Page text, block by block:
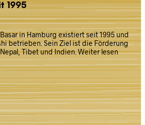
1995
Basar in Hamburg existiert seit 1995 und
betrieben. Sein Ziel ist die Förderung
Tibet und Indien.Weiter lesen